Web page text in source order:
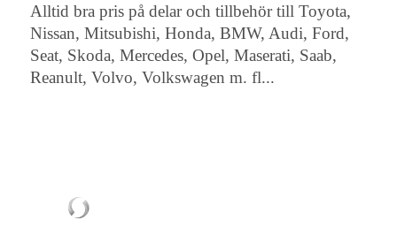
Alltid bra pris på delar och tillbehör till Toyota,
Nissan, Mitsubishi, Honda, BMW, Audi, Ford,
Seat, Skoda, Mercedes, Opel, Maserati, Saab,
Reanult, Volvo, Volkswagen m. fl...